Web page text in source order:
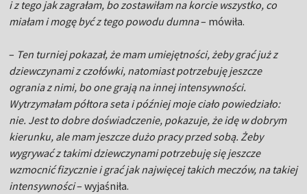
i z tego jak zagrałam, bo zostawiłam na korcie wszystko, co
miałam i mogę być z tego powodu dumna– mówiła.
– Ten turniej pokazał, że mam umiejętności, żeby grać już z
dziewczynami z czołówki, natomiast potrzebuję jeszcze
ogrania z nimi, bo one grają na innej intensywności.
Wytrzymałam półtora seta i później moje ciało powiedziało:
nie. Jest to dobre doświadczenie, pokazuje, że idę w dobrym
kierunku, ale mam jeszcze dużo pracy przed sobą. Żeby
wygrywać z takimi dziewczynami potrzebuję się jeszcze
wzmocnić fizycznie i grać jak najwięcej takich meczów, na takiej
intensywności– wyjaśniła.